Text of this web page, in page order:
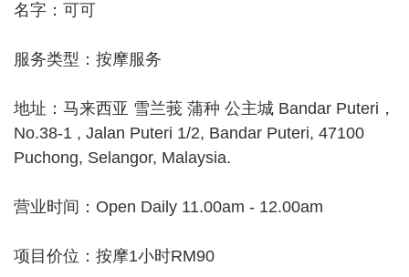
名字：可可
服务类型：按摩服务
地址：马来西亚 雪兰莪 蒲种 公主城 Bandar Puteri，
No.38-1 , Jalan Puteri 1/2, Bandar Puteri, 47100
Puchong, Selangor, Malaysia.
营业时间：Open Daily 11.00am - 12.00am
项目价位：按摩1小时RM90